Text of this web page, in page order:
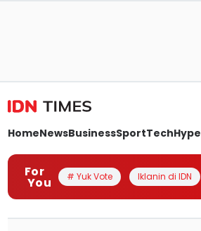
HomeNewsBusinessSportTechHype
For
You # Yuk Vote Iklanin di IDN